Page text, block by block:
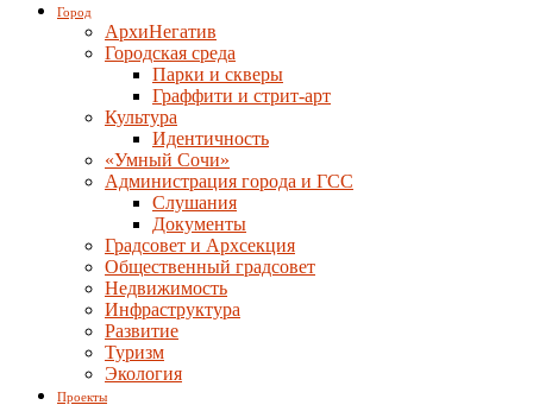
Город
АрхиНегатив
Городская среда
Парки и скверы
Граффити и стрит-арт
Культура
Идентичность
«Умный Сочи»
Администрация города и ГСС
Слушания
Документы
Градсовет и Архсекция
Общественный градсовет
Недвижимость
Инфраструктура
Развитие
Туризм
Экология
Проекты